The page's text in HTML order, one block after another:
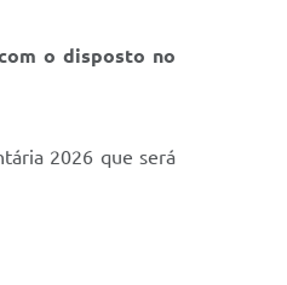
o disposto no
2026 que será